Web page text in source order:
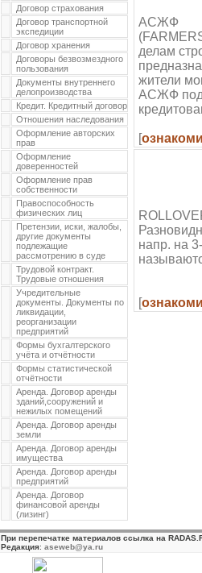
Договор страхования
Договор транспортной
экспедиции
Договор хранения
Договоры безвозмездного
пользования
Документы внутреннего
делопроизводства
Кредит. Кредитный договор
Отношения наследования
Оформление авторских
прав
Оформление
доверенностей
Оформление прав
собственности
Правоспособность
физических лиц
Претензии, иски, жалобы,
другие документы
подлежащие
рассмотрению в суде
Трудовой контракт.
Трудовые отношения
Учредительные
документы. Документы по
ликвидации,
реорганизации
предприятий
Формы бухгалтерского
учёта и отчётности
Формы статистической
отчётности
Аренда. Договор аренды
зданий,сооружений и
нежилых помещений
Аренда. Договор аренды
земли
Аренда. Договор аренды
имущества
Аренда. Договор аренды
предприятий
Аренда. Договор
финансовой аренды
(лизинг)
АСЖФ
делам
жители
АСЖФ под
[
напр. на
[
При перепечатке материалов ссылка на
Редакция: aseweb@ya.ru